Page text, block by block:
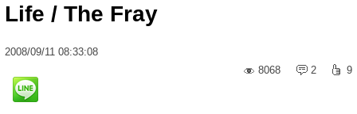
Life / The Fray
2008/09/11 08:33:08
8068
2 9